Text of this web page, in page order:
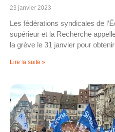
23 janvier 2023
Les fédérations syndicales de
supérieur et la Recherche
la grève le 31 janvier pour
Lire la suite »